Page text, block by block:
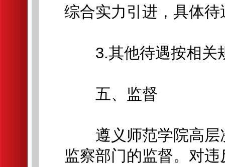
综合实力引进，具体待
3.其他待遇按相关
五、监督
遵义师范学院高层
监察部门的监督。对